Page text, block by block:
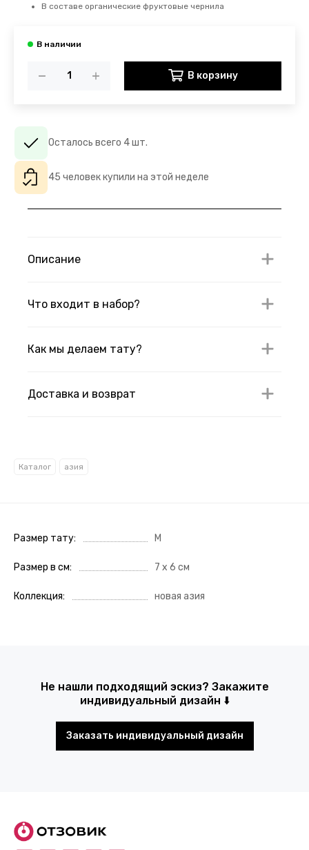
В составе органические фруктовые чернила
В корзину
Осталось всего 4 шт.
45 человек купили на этой неделе
Описание
Что входит в набор?
Как мы делаем тату?
Доставка и возврат
Каталог азия
Размер тату M
Размер в см 7 х 6 см
Коллекция новая азия
Не нашли подходящий эскиз? Закажите
индивидуальный дизайн ⬇️
Заказать индивидуальный дизайн